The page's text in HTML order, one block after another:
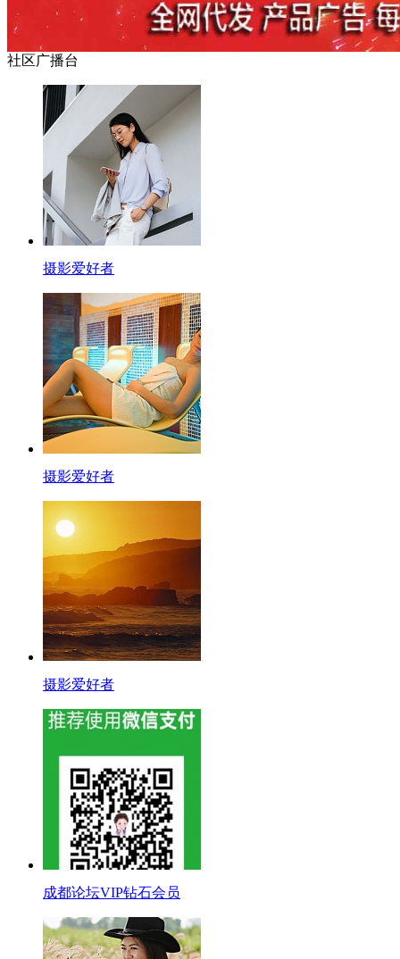
社区广播台
摄影爱好者
摄影爱好者
摄影爱好者
成都论坛VIP钻石会员